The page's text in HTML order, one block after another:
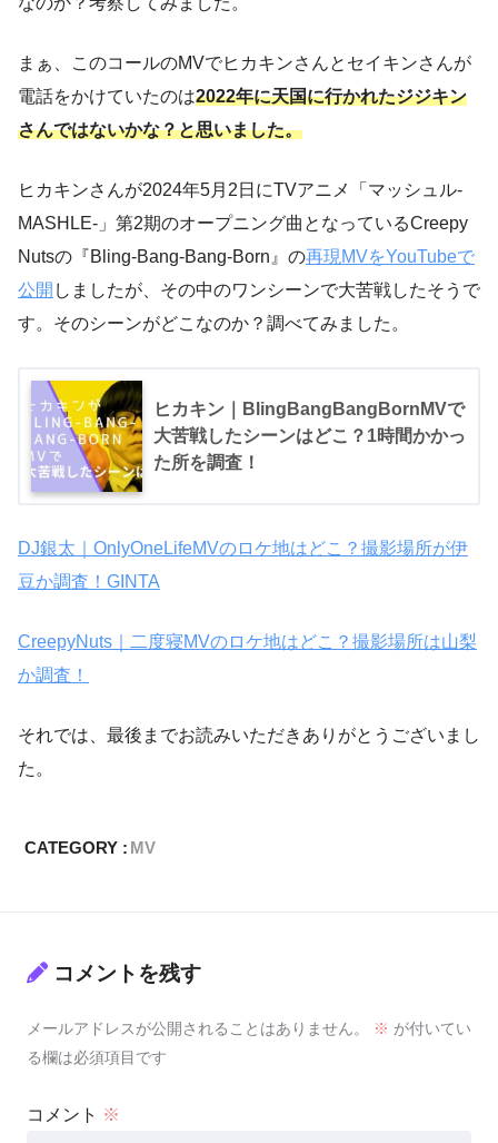
まぁ、このコールのMVでヒカキンさんとセイキンさんが
電話をかけていたのは2022年に天国に行かれたジジキン
さんではないかな？と思いました。
ヒカキンさんが2024年5月2日にTVアニメ「マッシュル-
MASHLE-」第2期のオープニング曲となっているCreepy
Nutsの『Bling-Bang-Bang-Born』の再現MVをYouTubeで
公開 しましたが、その中のワンシーンで大苦戦したそうで
す。そのシーンがどこなのか？調べてみました。
ヒカキン｜BlingBangBangBornMVで
大苦戦したシーンはどこ？1時間かかっ
た所を調査！
DJ銀太｜OnlyOneLifeMVのロケ地はどこ？撮影場所が伊
豆か調査！GINTA
CreepyNuts｜二度寝MVのロケ地はどこ？撮影場所は山梨
か調査！
それでは、最後までお読みいただきありがとうございまし
た。
CATEGORY : MV
コメントを残す
メールアドレスが公開されることはありません。 ※ が付いてい
る欄は必須項目です
コメント ※